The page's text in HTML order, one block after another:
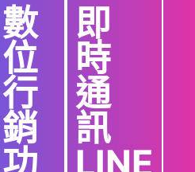
數
位
行
銷
功
即
時
通
訊
LINE